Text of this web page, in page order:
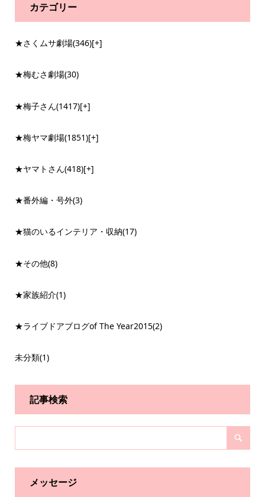
カテゴリー
★さくムサ劇場(346)[+]
★梅むさ劇場(30)
★梅子さん(1417)[+]
★梅ヤマ劇場(1851)[+]
★ヤマトさん(418)[+]
★番外編・号外(3)
★猫のいるインテリア・収納(17)
★その他(8)
★家族紹介(1)
★ライブドアブログof The Year2015(2)
未分類(1)
記事検索
メッセージ